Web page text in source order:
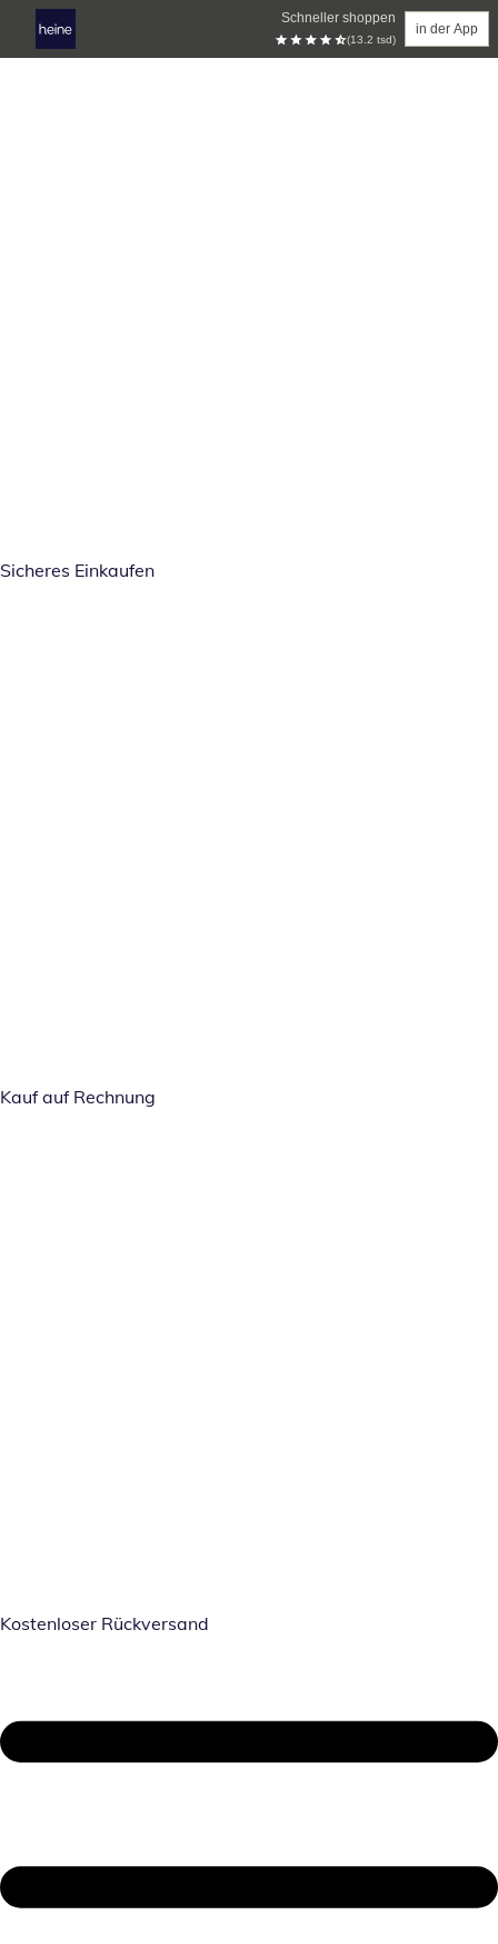
Schneller shoppen
(13.2 tsd)
in der App
Sicheres Einkaufen
Kauf auf Rechnung
Kostenloser Rückversand